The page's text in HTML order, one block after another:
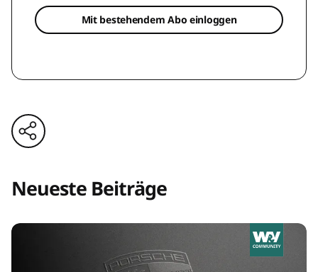
Mit bestehendem Abo einloggen
Neueste Beiträge